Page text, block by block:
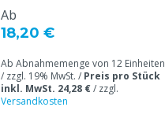
Ab
18,20 €
Ab Abnahmemenge von 12 Einheiten
/ zzgl. 19% MwSt. / Preis pro Stück
inkl. MwSt. 24,28 €/ zzgl.
Versandkosten